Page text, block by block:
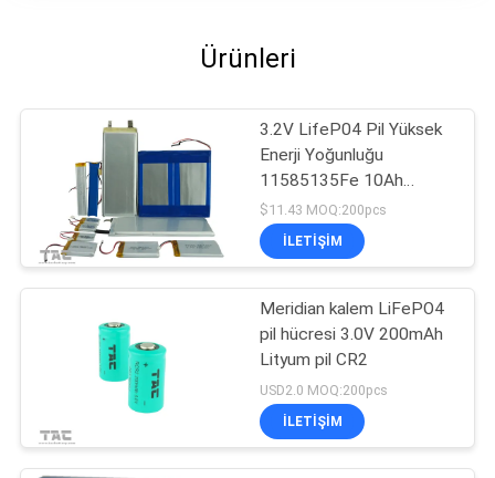
Ürünleri
3.2V LifeP04 Pil Yüksek
Enerji Yoğunluğu
11585135Fe 10Ah
Lityum Demir Fosfat
$11.43 MOQ:200pcs
İLETIŞIM
Meridian kalem LiFePO4
pil hücresi 3.0V 200mAh
Lityum pil CR2
USD2.0 MOQ:200pcs
İLETIŞIM